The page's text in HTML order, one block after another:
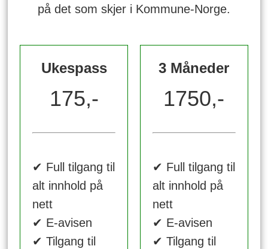
på det som skjer i Kommune-Norge.
Ukespass
175,-
✔ Full tilgang til
alt innhold på
nett
✔ E-avisen
✔ Tilgang til
3 Måneder
1750,-
✔ Full tilgang til
alt innhold på
nett
✔ E-avisen
✔ Tilgang til